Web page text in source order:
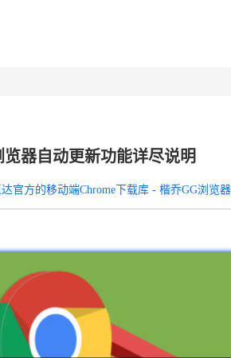
览器自动更新功能详尽说明
达官方的移动端Chrome下载库 - 楷乔GG浏览